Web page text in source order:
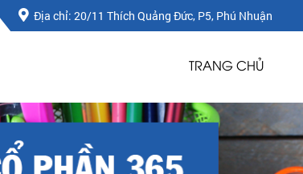
Địa chỉ: 20/11 Thích Quảng Đức, P5, Phú Nhuận
TRANG CHỦ